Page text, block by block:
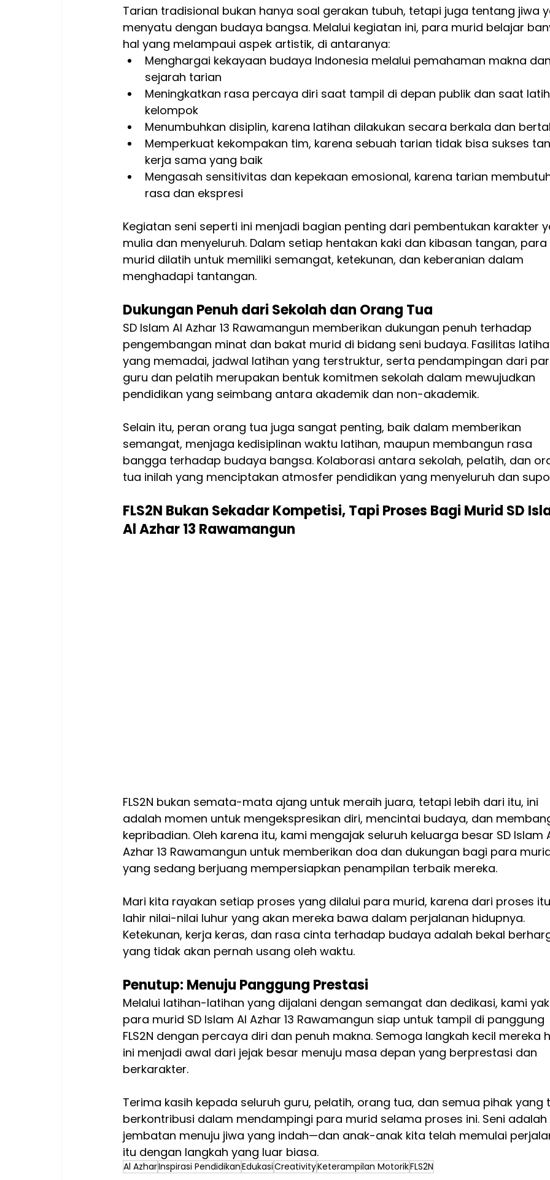
Tarian tradisional bukan hanya soal gerakan tubuh, tetapi juga tentang jiwa
menyatu dengan budaya bangsa. Melalui kegiatan ini, para murid belajar
hal yang melampaui aspek artistik, di antaranya:
Menghargai kekayaan budaya Indonesia melalui pemahaman makna dan
sejarah tarian
Meningkatkan rasa percaya diri saat tampil di depan publik dan saat
kelompok
Menumbuhkan disiplin, karena latihan dilakukan secara berkala dan
Memperkuat kekompakan tim, karena sebuah tarian tidak bisa sukses
kerja sama yang baik
Mengasah sensitivitas dan kepekaan emosional, karena tarian
rasa dan ekspresi
Kegiatan seni seperti ini menjadi bagian penting dari pembentukan karakter
mulia dan menyeluruh. Dalam setiap hentakan kaki dan kibasan tangan, para
murid dilatih untuk memiliki semangat, ketekunan, dan keberanian dalam
menghadapi tantangan.
Dukungan Penuh dari Sekolah dan Orang Tua
SD Islam Al Azhar 13 Rawamangun memberikan dukungan penuh terhadap
pengembangan minat dan bakat murid di bidang seni budaya. Fasilitas
yang memadai, jadwal latihan yang terstruktur, serta pendampingan dari
guru dan pelatih merupakan bentuk komitmen sekolah dalam mewujudkan
pendidikan yang seimbang antara akademik dan non-akademik.
Selain itu, peran orang tua juga sangat penting, baik dalam memberikan
semangat, menjaga kedisiplinan waktu latihan, maupun membangun rasa
bangga terhadap budaya bangsa. Kolaborasi antara sekolah, pelatih, dan
tua inilah yang menciptakan atmosfer pendidikan yang menyeluruh dan
FLS2N Bukan Sekadar Kompetisi, Tapi Proses Bagi Murid SD
Al Azhar 13 Rawamangun
FLS2N bukan semata-mata ajang untuk meraih juara, tetapi lebih dari itu, ini
adalah momen untuk mengekspresikan diri, mencintai budaya, dan
kepribadian. Oleh karena itu, kami mengajak seluruh keluarga besar SD Islam
Azhar 13 Rawamangun untuk memberikan doa dan dukungan bagi para
yang sedang berjuang mempersiapkan penampilan terbaik mereka.
Mari kita rayakan setiap proses yang dilalui para murid, karena dari proses
lahir nilai-nilai luhur yang akan mereka bawa dalam perjalanan hidupnya.
Ketekunan, kerja keras, dan rasa cinta terhadap budaya adalah bekal
yang tidak akan pernah usang oleh waktu.
Penutup: Menuju Panggung Prestasi
Melalui latihan-latihan yang dijalani dengan semangat dan dedikasi, kami
para murid SD Islam Al Azhar 13 Rawamangun siap untuk tampil di panggung
FLS2N dengan percaya diri dan penuh makna. Semoga langkah kecil mereka
ini menjadi awal dari jejak besar menuju masa depan yang berprestasi dan
berkarakter.
Terima kasih kepada seluruh guru, pelatih, orang tua, dan semua pihak yang
berkontribusi dalam mendampingi para murid selama proses ini. Seni adalah
jembatan menuju jiwa yang indah—dan anak-anak kita telah memulai
itu dengan langkah yang luar biasa.
Al AzharInspirasi PendidikanEdukasiCreativityKeterampilan MotorikFLS2N